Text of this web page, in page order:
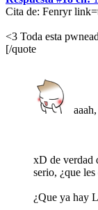
Cita de: Fenryr
<3 Toda esta
[/quote
xD de verdad
serio, ¿que
¿Que ya hay